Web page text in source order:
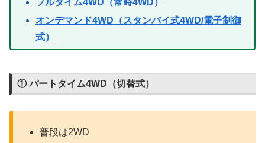
オンデマンド4WD（スタンバイ式4WD/電子制御
式）
① パートタイム4WD（切替式）
普段は2WD